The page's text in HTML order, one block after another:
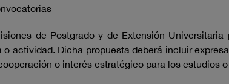
de Postgrado y de Extensión
o actividad. Dicha propuesta deberá incluir
o interés estratégico para los estudios